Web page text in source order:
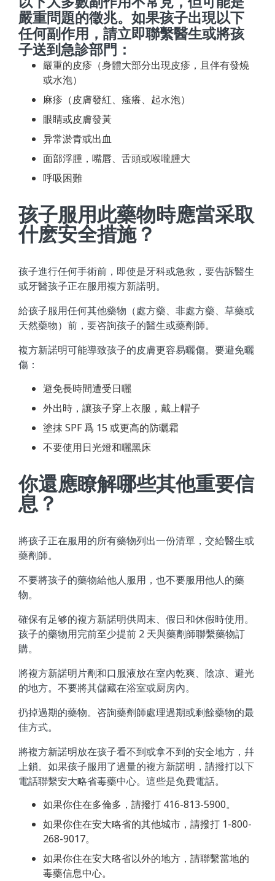
嚴重問題的徵兆。如果孩子出現以下
任何副作用，請立即聯繫醫生或將孩
子送到急診部門：
嚴重的皮疹（身體大部分出現皮疹，且伴有發燒
或水泡）
麻疹（皮膚發紅、瘙癢、起水泡）
眼睛或皮膚發黃
异常淤青或出血
面部浮腫，嘴唇、舌頭或喉嚨腫大
呼吸困難
孩子服用此藥物時應當采取
什麽安全措施？
孩子進行任何手術前，即使是牙科或急救，要告訴醫生
或牙醫孩子正在服用複方新諾明。
給孩子服用任何其他藥物（處方藥、非處方藥、草藥或
天然藥物）前，要咨詢孩子的醫生或藥劑師。
複方新諾明可能導致孩子的皮膚更容易曬傷。要避免曬
傷：
避免長時間遭受日曬
外出時，讓孩子穿上衣服，戴上帽子
塗抹 SPF 爲 15 或更高的防曬霜
不要使用日光燈和曬黑床
你還應瞭解哪些其他重要信
息？
將孩子正在服用的所有藥物列出一份清單，交給醫生或
藥劑師。
不要將孩子的藥物給他人服用，也不要服用他人的藥
物。
確保有足够的複方新諾明供周末、假日和休假時使用。
孩子的藥物用完前至少提前 2 天與藥劑師聯繫藥物訂
購。
將複方新諾明片劑和口服液放在室內乾爽、陰凉、避光
的地方。不要將其儲藏在浴室或厨房內。
扔掉過期的藥物。咨詢藥劑師處理過期或剩餘藥物的最
佳方式。
將複方新諾明放在孩子看不到或拿不到的安全地方，幷
上鎖。如果孩子服用了過量的複方新諾明，請撥打以下
電話聯繫安大略省毒藥中心。這些是免費電話。
如果你住在多倫多，請撥打 416-813-5900。
如果你住在安大略省的其他城市，請撥打 1-800-
268-9017。
如果你住在安大略省以外的地方，請聯繫當地的
毒藥信息中心。